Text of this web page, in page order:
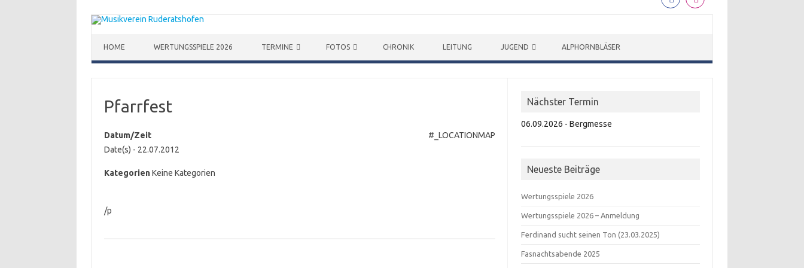
HOME WERTUNGSSPIELE 2026 TERMINE FOTOS CHRONIK LEITUNG JUGEND ALPHORNBLÄSER
Pfarrfest
#_LOCATIONMAP
Datum/Zeit
Date(s) - 22.07.2012
KategorienKeine Kategorien
/p
Nächster Termin
06.09.2026 - Bergmesse
Neueste Beiträge
Wertungsspiele 2026
Wertungsspiele 2026 – Anmeldung
Ferdinand sucht seinen Ton (23.03.2025)
Fasnachtsabende 2025